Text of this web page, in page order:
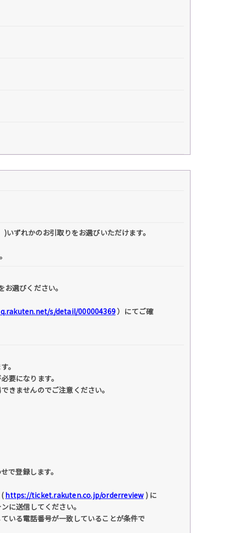
ずれかのお引取りをお選びいただけます。
選びください。
s/detail/000004369）にてご確
。
要になります。
きませんのでご注意ください。
で登録します。
(https://ticket.rakuten.co.jp/orderreview) に
に送信してください。
いる電話番号が一致していることが条件で